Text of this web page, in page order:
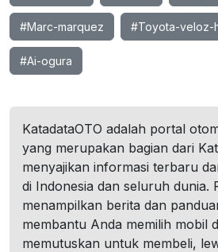
#Marc-marquez #Toyota-veloz-
#Ai-ogura
KatadataOTO adalah portal
yang merupakan bagian dari
menyajikan informasi terbaru
di Indonesia dan seluruh dunia.
menampilkan berita dan
membantu Anda memilih mobil
memutuskan untuk membeli,